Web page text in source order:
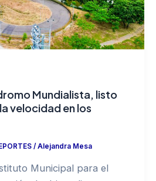
Mundialista, listo
velocidad en los
/ Alejandra Mesa
Municipal para el